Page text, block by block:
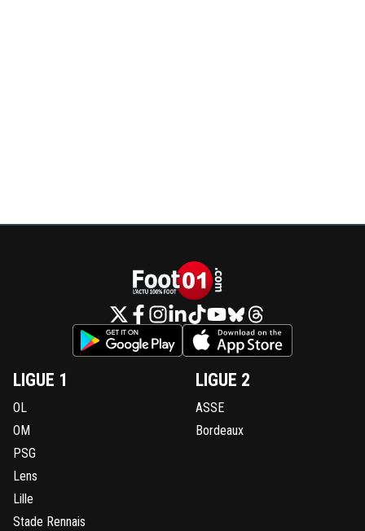
LIGUE 1
OL
OM
PSG
Lens
Lille
Stade Rennais
LIGUE 2
ASSE
Bordeaux